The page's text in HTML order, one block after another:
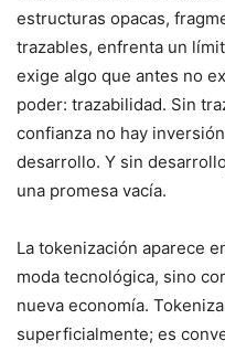
estructuras opacas,
trazables, enfrenta un
exige algo que antes no
poder: trazabilidad. Sin
confianza no hay
desarrollo. Y sin
una promesa vacía.
La tokenización aparece
moda tecnológica, sino
nueva economía.
superficialmente; es